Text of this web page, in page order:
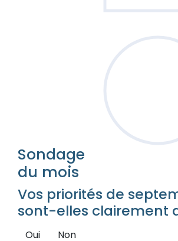
Sondage
du mois
Vos priorités de
sont-elles clairement
Oui Non